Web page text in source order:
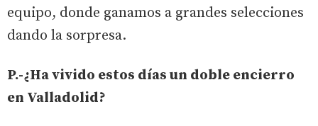
equipo, donde ganamos a grandes selecciones
dando la sorpresa.
P.-¿Ha vivido estos días un doble encierro
en Valladolid?